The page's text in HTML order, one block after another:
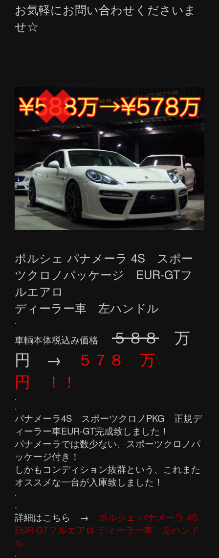
お気軽にお問い合わせくださいま
せ☆
ポルシェ パナメーラ 4S スポー
ツクロノパッケージ EUR-GTフ
ルエアロ
ディーラー車 左ハンドル
.
車輌本体税込み価格 ５８８ 万
円 →
５７８ 万
円 ！！
.
.
パナメーラ4S スポーツクロノPKG 正規デ
ィーラー車EUR-GT完成致しました！
パナメーラでは数少ない、スポーツクロノパ
ッケージ付き！
しかもコンディション抜群という、これまた
オススメな一台が入庫致しました！
.
.
詳細はこちら → ポルシェ パナメーラ 4S
EUR-GTフルエアロ ディーラー車 左ハンド
ル
.